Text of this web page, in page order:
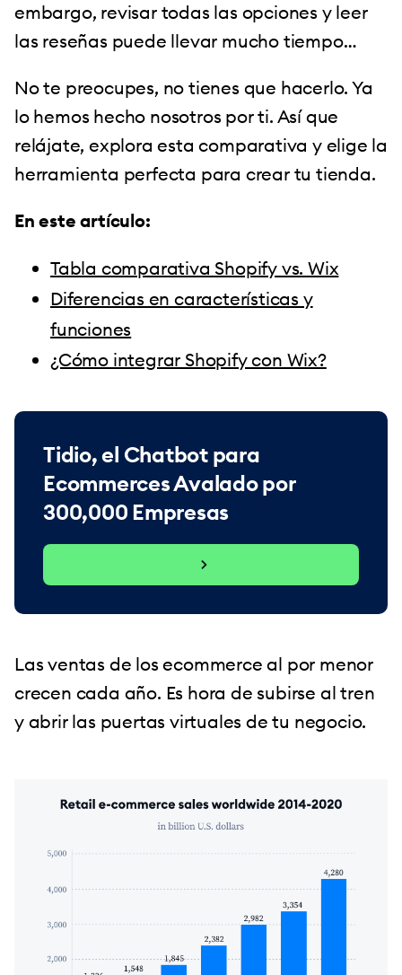
embargo, revisar todas las opciones y leer
las reseñas puede llevar mucho tiempo…
No te preocupes, no tienes que hacerlo. Ya
lo hemos hecho nosotros por ti. Así que
relájate, explora esta comparativa y elige la
herramienta perfecta para crear tu tienda.
En este artículo:
Tabla comparativa Shopify vs. Wix
Diferencias en características y
funciones
¿Cómo integrar Shopify con Wix?
Tidio, el Chatbot para
Ecommerces Avalado por
300,000 Empresas
Las ventas de los ecommerce al por menor
crecen cada año. Es hora de subirse al tren
y abrir las puertas virtuales de tu negocio.